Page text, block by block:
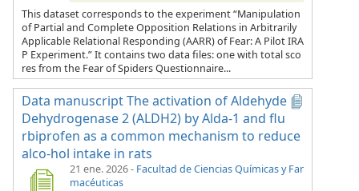
This dataset corresponds to the experiment “Manipulation
of Partial and Complete Opposition Relations in Arbitrarily
Applicable Relational Responding (AARR) of Fear: A Pilot IRA
P Experiment.” It contains two data files: one with total sco
res from the Fear of Spiders Questionnaire...
Data manuscript The activation of Aldehyde
Dehydrogenase 2 (ALDH2) by Alda-1 and flu
rbiprofen as a common mechanism to reduce
alco-hol intake in rats
21 ene. 2026- Facultad de Ciencias Químicas y Far
macéuticas